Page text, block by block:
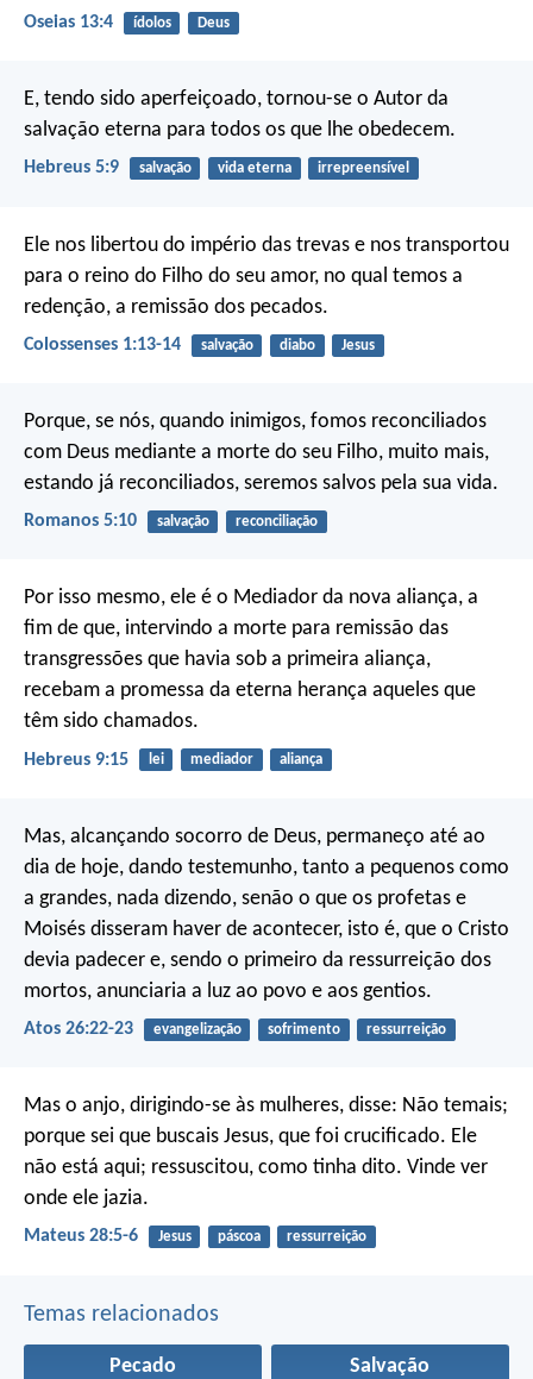
Oseias 13:4 ídolos Deus
E, tendo sido aperfeiçoado, tornou-se o Autor da
salvação eterna para todos os que lhe obedecem.
Hebreus 5:9 salvação vida eterna irrepreensível
Ele nos libertou do império das trevas e nos transportou
para o reino do Filho do seu amor, no qual temos a
redenção, a remissão dos pecados.
Colossenses 1:13-14 salvação diabo Jesus
Porque, se nós, quando inimigos, fomos reconciliados
com Deus mediante a morte do seu Filho, muito mais,
estando já reconciliados, seremos salvos pela sua vida.
Romanos 5:10 salvação reconciliação
Por isso mesmo, ele é o Mediador da nova aliança, a
fim de que, intervindo a morte para remissão das
transgressões que havia sob a primeira aliança,
recebam a promessa da eterna herança aqueles que
têm sido chamados.
Hebreus 9:15 lei mediador aliança
Mas, alcançando socorro de Deus, permaneço até ao
dia de hoje, dando testemunho, tanto a pequenos como
a grandes, nada dizendo, senão o que os profetas e
Moisés disseram haver de acontecer, isto é, que o Cristo
devia padecer e, sendo o primeiro da ressurreição dos
mortos, anunciaria a luz ao povo e aos gentios.
Atos 26:22-23 evangelização sofrimento ressurreição
Mas o anjo, dirigindo-se às mulheres, disse: Não temais;
porque sei que buscais Jesus, que foi crucificado. Ele
não está aqui; ressuscitou, como tinha dito. Vinde ver
onde ele jazia.
Mateus 28:5-6 Jesus páscoa ressurreição
Temas relacionados
Pecado Salvação